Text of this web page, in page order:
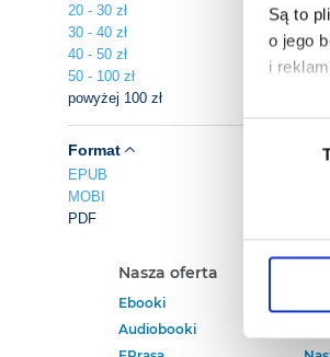
Są to
o jego
i
Poza
Twojej
Każda
Wybór
20 - 30 zł
30 - 40 zł
40 - 50 zł
50 - 100 zł
powyżej 100 zł
Format
EPUB
MOBI
PDF
Nasza oferta
Ebooki
Audiobooki